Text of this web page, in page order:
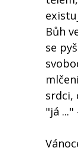
Bůh
se
srdci,
"já